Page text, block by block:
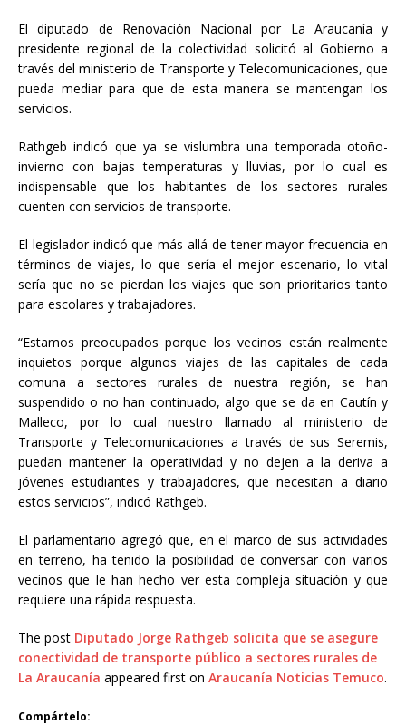
El diputado de Renovación Nacional por La Araucanía y
presidente regional de la colectividad solicitó al Gobierno a
través del ministerio de Transporte y Telecomunicaciones, que
pueda mediar para que de esta manera se mantengan los
servicios.
Rathgeb indicó que ya se vislumbra una temporada otoño-
invierno con bajas temperaturas y lluvias, por lo cual es
indispensable que los habitantes de los sectores rurales
cuenten con servicios de transporte.
El legislador indicó que más allá de tener mayor frecuencia en
términos de viajes, lo que sería el mejor escenario, lo vital
sería que no se pierdan los viajes que son prioritarios tanto
para escolares y trabajadores.
“Estamos preocupados porque los vecinos están realmente
inquietos porque algunos viajes de las capitales de cada
comuna a sectores rurales de nuestra región, se han
suspendido o no han continuado, algo que se da en Cautín y
Malleco, por lo cual nuestro llamado al ministerio de
Transporte y Telecomunicaciones a través de sus Seremis,
puedan mantener la operatividad y no dejen a la deriva a
jóvenes estudiantes y trabajadores, que necesitan a diario
estos servicios”, indicó Rathgeb.
El parlamentario agregó que, en el marco de sus actividades
en terreno, ha tenido la posibilidad de conversar con varios
vecinos que le han hecho ver esta compleja situación y que
requiere una rápida respuesta.
The post Diputado Jorge Rathgeb solicita que se asegure
conectividad de transporte público a sectores rurales de
La Araucanía appeared first on Araucanía Noticias Temuco.
Compártelo: